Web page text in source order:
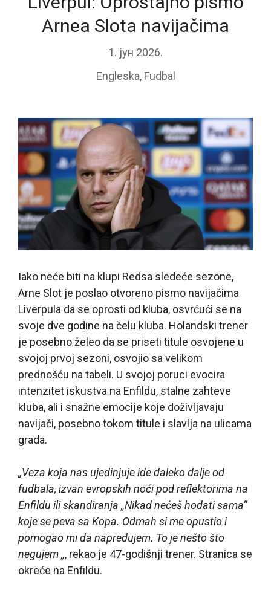
Arnea Slota navijačima
1. јун 2026.
Engleska, Fudbal
Iako neće biti na klupi Redsa sledeće sezone,
Arne Slot je poslao otvoreno pismo navijačima
Liverpula da se oprosti od kluba, osvrćući se na
svoje dve godine na čelu kluba. Holandski trener
je posebno želeo da se priseti titule osvojene u
svojoj prvoj sezoni, osvojio sa velikom
prednošću na tabeli. U svojoj poruci evocira
intenzitet iskustva na Enfildu, stalne zahteve
kluba, ali i snažne emocije koje doživljavaju
navijači, posebno tokom titule i slavlja na ulicama
grada.
„Veza koja nas ujedinjuje ide daleko dalje od
fudbala, izvan evropskih noći pod reflektorima na
Enfildu ili skandiranja „Nikad nećeš hodati sama“
koje se peva sa Kopa. Odmah si me opustio i
pomogao mi da napredujem. To je nešto što
negujem „, rekao je 47-godišnji trener. Stranica se
okreće na Enfildu.